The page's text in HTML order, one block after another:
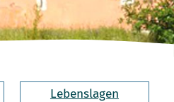
Lebenslagen